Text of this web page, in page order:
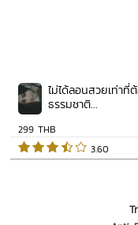
ไม่ได้ลอนสวยเท่าที่
ธรรมชาติ...
299 THB
3.60